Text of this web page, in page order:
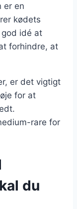
er en
kødets
idé at
forhindre, at
er det vigtigt
for at
rare for
du